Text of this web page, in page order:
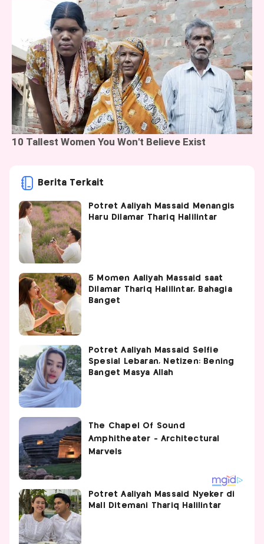
Berita Terkait
Potret Aaliyah Massaid Menangis
Haru Dilamar Thariq Halilintar
5 Momen Aaliyah Massaid saat
Dilamar Thariq Halilintar, Bahagia
Banget
Potret Aaliyah Massaid Selfie
Spesial Lebaran, Netizen: Bening
Banget Masya Allah
Potret Aaliyah Massaid Nyeker di
Mall Ditemani Thariq Halilintar